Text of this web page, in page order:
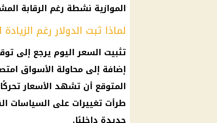
الموازية نشطة رغم الرقابة
لماذا ثبت الدولار رغم الزيادة
تثبيت السعر اليوم يرجع إلى
إضافة إلى محاولة الأسواق
المتوقع أن تشهد الأسعار
طرأت تغييرات على السياسات